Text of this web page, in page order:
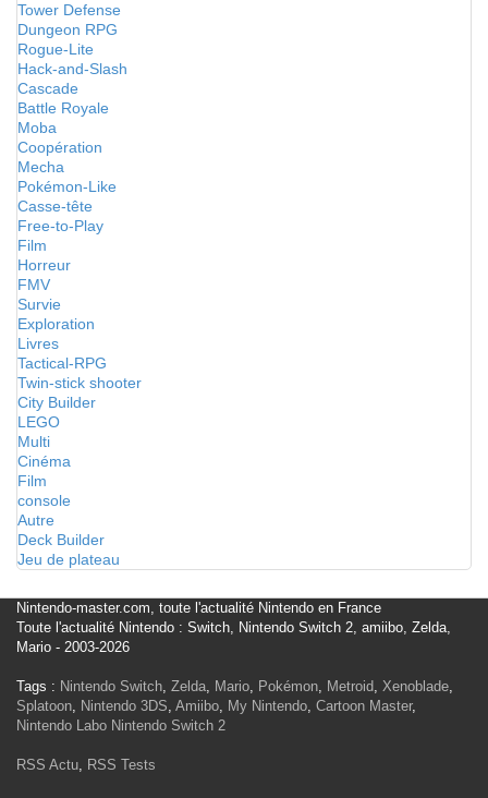
Tower Defense
Dungeon RPG
Rogue-Lite
Hack-and-Slash
Cascade
Battle Royale
Moba
Coopération
Mecha
Pokémon-Like
Casse-tête
Free-to-Play
Film
Horreur
FMV
Survie
Exploration
Livres
Tactical-RPG
Twin-stick shooter
City Builder
LEGO
Multi
Cinéma
Film
console
Autre
Deck Builder
Jeu de plateau
Nintendo-master.com, toute l'actualité Nintendo en France
Toute l'actualité Nintendo : Switch, Nintendo Switch 2, amiibo, Zelda,
Mario - 2003-2026
Tags : Nintendo Switch, Zelda, Mario, Pokémon, Metroid, Xenoblade,
Splatoon, Nintendo 3DS, Amiibo, My Nintendo, Cartoon Master,
Nintendo Labo Nintendo Switch 2
RSS Actu, RSS Tests